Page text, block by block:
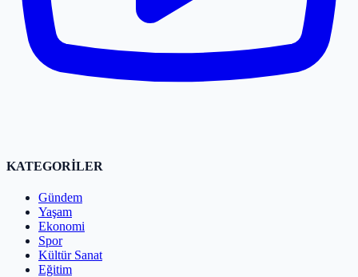
KATEGORİLER
Gündem
Yaşam
Ekonomi
Spor
Kültür Sanat
Eğitim